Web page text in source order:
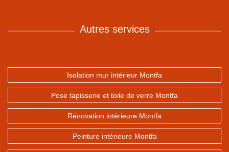
Autres services
Isolation mur intérieur Montfa
Pose tapisserie et toile de verre Montfa
Rénovation intérieure Montfa
Peinture intérieure Montfa